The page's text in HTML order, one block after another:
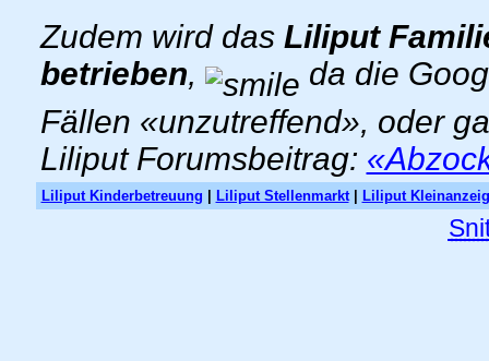
Zudem wird das Liliput
betrieben,
da die
Fällen «unzutreffend», oder
Liliput Forumsbeitrag:
Liliput Kinderbetreuung Liliput Stellenmarkt| Liliput